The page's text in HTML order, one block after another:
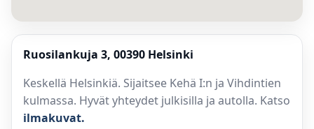
Ruosilankuja 3, 00390 Helsinki
Keskellä Helsinkiä. Sijaitsee Kehä I:n ja Vihdintien
kulmassa. Hyvät yhteydet julkisilla ja autolla. Katso
ilmakuvat.